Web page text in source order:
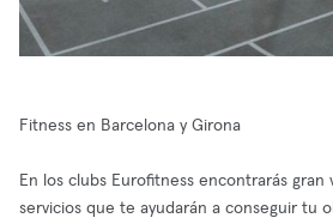
Fitness en Barcelona y Girona
En los clubs Eurofitness encontrarás gran
servicios que te ayudarán a conseguir tu